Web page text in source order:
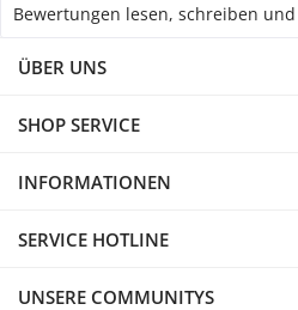
Bewertungen lesen, schreiben
ÜBER UNS
SHOP SERVICE
INFORMATIONEN
SERVICE HOTLINE
UNSERE COMMUNITYS